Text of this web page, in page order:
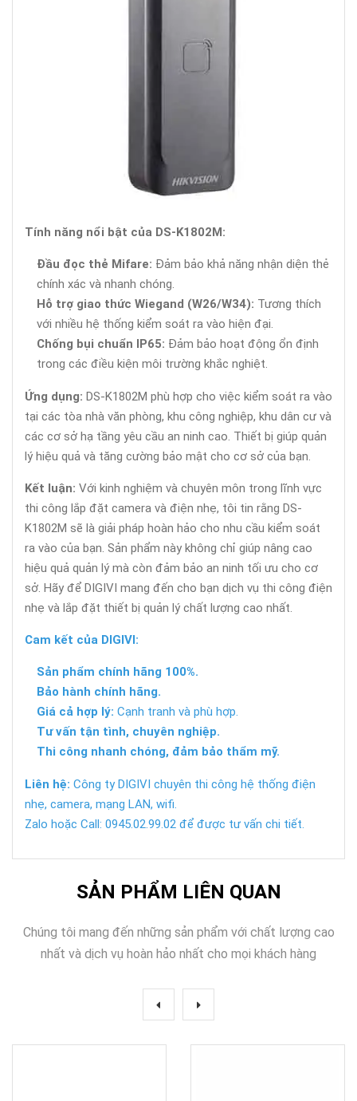
Tính năng nổi bật của DS-K1802M:
Đầu đọc thẻ Mifare: Đảm bảo khả năng nhận diện thẻ
chính xác và nhanh chóng.
Hỗ trợ giao thức Wiegand (W26/W34): Tương thích
với nhiều hệ thống kiểm soát ra vào hiện đại.
Chống bụi chuẩn IP65: Đảm bảo hoạt động ổn định
trong các điều kiện môi trường khắc nghiệt.
Ứng dụng: DS-K1802M phù hợp cho việc kiểm soát ra vào
tại các tòa nhà văn phòng, khu công nghiệp, khu dân cư và
các cơ sở hạ tầng yêu cầu an ninh cao. Thiết bị giúp quản
lý hiệu quả và tăng cường bảo mật cho cơ sở của bạn.
Kết luận: Với kinh nghiệm và chuyên môn trong lĩnh vực
thi công lắp đặt camera và điện nhẹ, tôi tin rằng DS-
K1802M sẽ là giải pháp hoàn hảo cho nhu cầu kiểm soát
ra vào của bạn. Sản phẩm này không chỉ giúp nâng cao
hiệu quả quản lý mà còn đảm bảo an ninh tối ưu cho cơ
sở. Hãy để DIGIVI mang đến cho bạn dịch vụ thi công điện
nhẹ và lắp đặt thiết bị quản lý chất lượng cao nhất.
Cam kết của DIGIVI:
Sản phẩm chính hãng 100%.
Bảo hành chính hãng.
Giá cả hợp lý: Cạnh tranh và phù hợp.
Tư vấn tận tình, chuyên nghiệp.
Thi công nhanh chóng, đảm bảo thẩm mỹ.
Liên hệ: Công ty DIGIVI chuyên thi công hệ thống điện
nhẹ, camera, mạng LAN, wifi.
Zalo hoặc Call: 0945.02.99.02 để được tư vấn chi tiết.
SẢN PHẨM LIÊN QUAN
Chúng tôi mang đến những sản phẩm với chất lượng cao
nhất và dịch vụ hoàn hảo nhất cho mọi khách hàng